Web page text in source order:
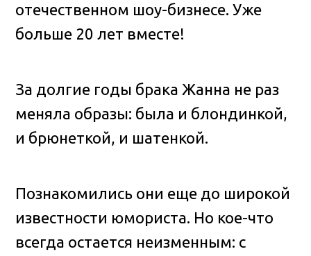
отечественном шоу-бизнесе. Уже
больше 20 лет вместе!
За долгие годы брака Жанна не раз
меняла образы: была и блондинкой,
и брюнеткой, и шатенкой.
Познакомились они еще до широкой
известности юмориста. Но кое-что
всегда остается неизменным: с